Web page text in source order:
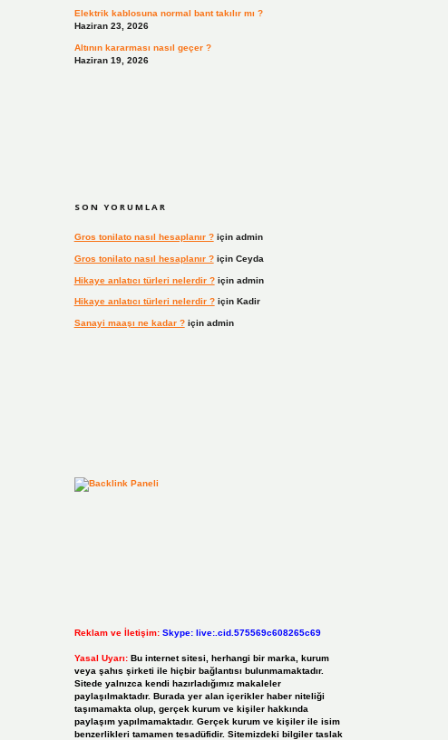
Elektrik kablosuna normal bant takılır mı ?
Haziran 23, 2026
Altının kararması nasıl geçer ?
Haziran 19, 2026
SON YORUMLAR
Gros tonilato nasıl hesaplanır ?için admin
Gros tonilato nasıl hesaplanır ?için Ceyda
Hikaye anlatıcı türleri nelerdir ?için admin
Hikaye anlatıcı türleri nelerdir ?için Kadir
Sanayi maaşı ne kadar ?için admin
Reklam ve İletişim: Skype: live:.cid.575569c608265c69
Yasal Uyarı: Bu internet sitesi, herhangi bir marka, kurum
veya şahıs şirketi ile hiçbir bağlantısı bulunmamaktadır.
Sitede yalnızca kendi hazırladığımız makaleler
paylaşılmaktadır. Burada yer alan içerikler haber niteliği
taşımamakta olup, gerçek kurum ve kişiler hakkında
paylaşım yapılmamaktadır. Gerçek kurum ve kişiler ile isim
benzerlikleri tamamen tesadüfidir. Sitemizdeki bilgiler taslak